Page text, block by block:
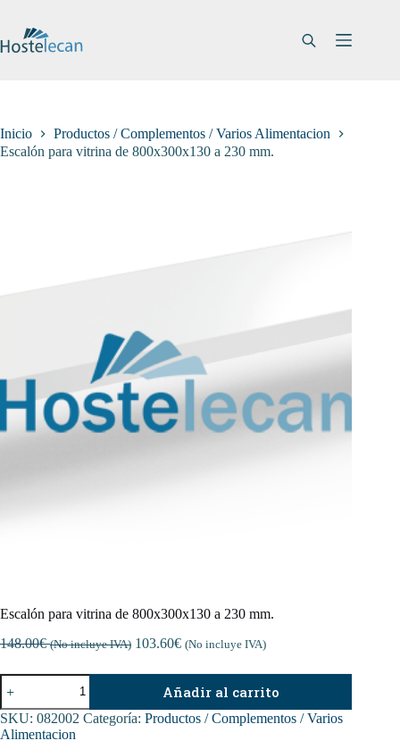
contenido
Inicio
Productos / Complementos / Varios Alimentacion
Escalón para vitrina de 800x300x130 a 230 mm.
Escalón para vitrina de 800x300x130 a 230 mm.
148.00€ (No incluye IVA) 103.60€ (No incluye IVA)
Escalón
para
vitrina
de
800x300x130
Añadir al carrito
SKU: 082002 Categoría: Productos / Complementos / Varios
Alimentacion